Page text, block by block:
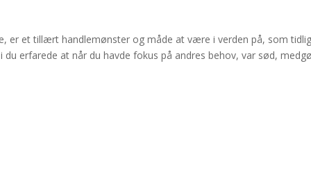
er et tillært handlemønster og måde at være i verden på, som
erfarede at når du havde fokus på andres behov, var sød,